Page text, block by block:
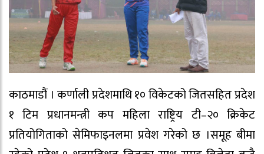
काठमाडौं । कर्णाली प्रदेशमाथि १० विकेटको जितसहित प्रदेश
१ टिम प्रधानमन्त्री कप महिला राष्ट्रिय टी–२० क्रिकेट
प्रतियोगिताको सेमिफाइनलमा प्रवेश गरेको छ ।समूह बीमा